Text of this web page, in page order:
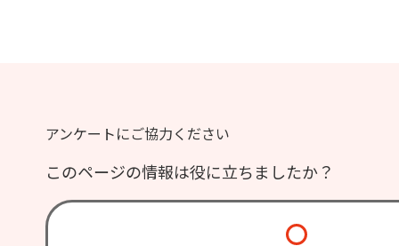
アンケートにご協力ください
このページの情報は役に立ちましたか？